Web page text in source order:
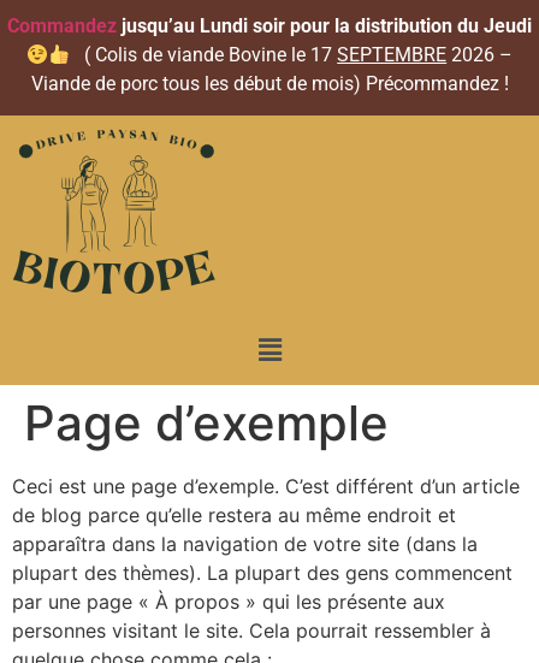
Commandez jusqu’au Lundi soir pour la distribution du Jeudi
( Colis de viande Bovine le 17SEPTEMBRE 2026 –
Viande de porc tous les début de mois) Précommandez !
Page d’exemple
Ceci est une page d’exemple. C’est différent d’un article
de blog parce qu’elle restera au même endroit et
apparaîtra dans la navigation de votre site (dans la
plupart des thèmes). La plupart des gens commencent
par une page « À propos » qui les présente aux
personnes visitant le site. Cela pourrait ressembler à